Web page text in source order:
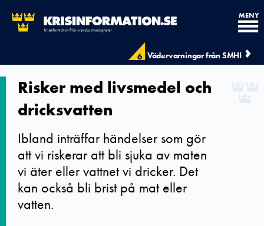
6 Vädervarningar från SMHI
MENY
Risker med livsmedel och
dricksvatten
Ibland inträffar händelser som gör
att vi riskerar att bli sjuka av maten
vi äter eller vattnet vi dricker. Det
kan också bli brist på mat eller
vatten.